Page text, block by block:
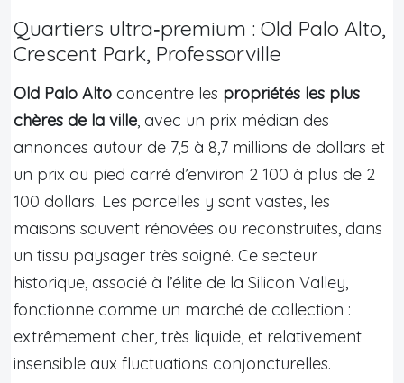
Quartiers ultra‑premium : Old Palo Alto,
Crescent Park, Professorville
Old Palo Alto concentre les propriétés les plus
chères de la ville, avec un prix médian des
annonces autour de 7,5 à 8,7 millions de dollars et
un prix au pied carré d’environ 2 100 à plus de 2
100 dollars. Les parcelles y sont vastes, les
maisons souvent rénovées ou reconstruites, dans
un tissu paysager très soigné. Ce secteur
historique, associé à l’élite de la Silicon Valley,
fonctionne comme un marché de collection :
extrêmement cher, très liquide, et relativement
insensible aux fluctuations conjoncturelles.